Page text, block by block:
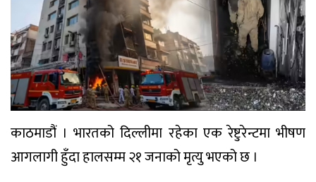
काठमाडौं । भारतको दिल्लीमा रहेका एक रेष्टुरेन्टमा भीषण
आगलागी हुँदा हालसम्म २१ जनाको मृत्यु भएको छ ।